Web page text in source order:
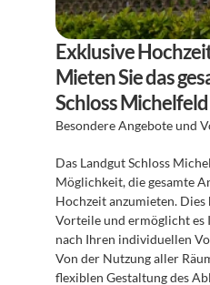
Exklusive
Mieten Sie das
Schloss Michelfeld
Besondere Angebote und
Das Landgut Schloss
Möglichkeit, die gesamte
Hochzeit anzumieten.
Vorteile und ermöglicht es
nach Ihren individuellen
Von der Nutzung aller
flexiblen Gestaltung des